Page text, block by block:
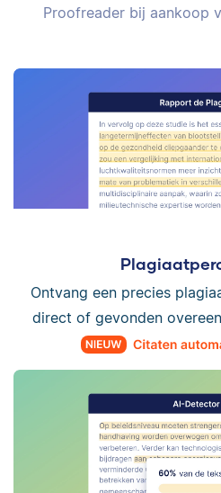
Proofreader bij aankoop
Ontvang een precies
direct of gevonden